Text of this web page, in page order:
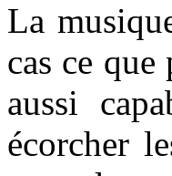
La
cas ce
aussi
écorcher